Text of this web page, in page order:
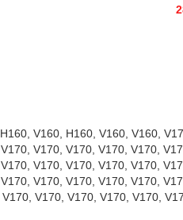
H160, V160, H160, V160, V160,
V170, V170, V170, V170, V170,
V170, V170, V170, V170, V170,
V170, V170, V170, V170, V170,
V170, V170, V170, V170, V170,